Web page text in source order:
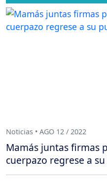
Noticias • AGO 12 / 2022
Mamás juntas firmas
cuerpazo regrese a